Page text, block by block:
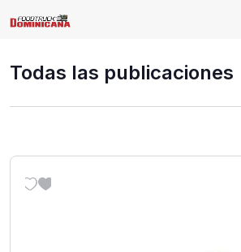
Todas las publicaciones